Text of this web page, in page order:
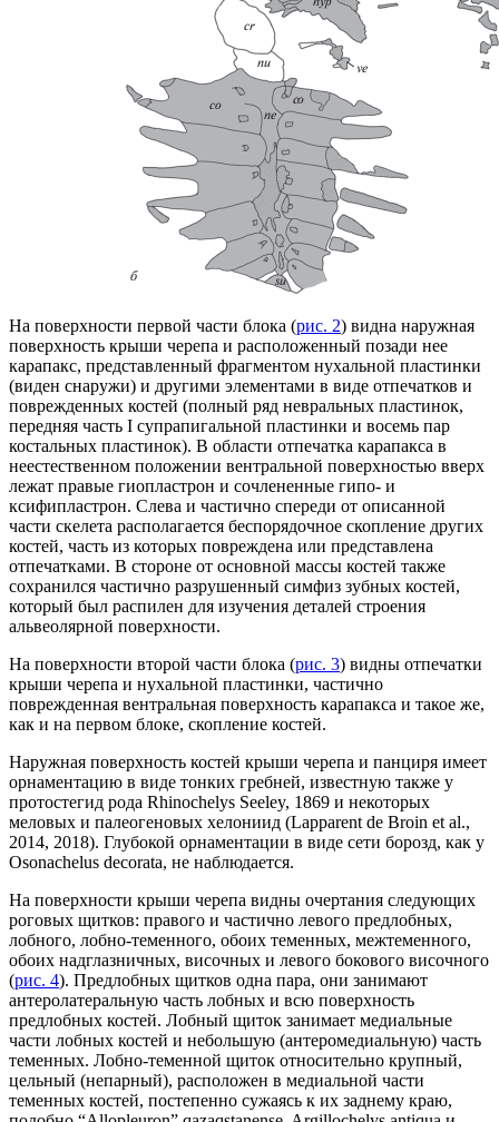
На поверхности первой части блока (рис. 2) видна наружная
поверхность крыши черепа и расположенный позади нее
карапакс, представленный фрагментом нухальной пластинки
(виден снаружи) и другими элементами в виде отпечатков и
поврежденных костей (полный ряд невральных пластинок,
передняя часть I супрапигальной пластинки и восемь пар
костальных пластинок). В области отпечатка карапакса в
неестественном положении вентральной поверхностью вверх
лежат правые гиопластрон и сочлененные гипо- и
ксифипластрон. Слева и частично спереди от описанной
части скелета располагается беспорядочное скопление других
костей, часть из которых повреждена или представлена
отпечатками. В стороне от основной массы костей также
сохранился частично разрушенный симфиз зубных костей,
который был распилен для изучения деталей строения
альвеолярной поверхности.
На поверхности второй части блока (рис. 3) видны отпечатки
крыши черепа и нухальной пластинки, частично
поврежденная вентральная поверхность карапакса и такое же,
как и на первом блоке, скопление костей.
Наружная поверхность костей крыши черепа и панциря имеет
орнаментацию в виде тонких гребней, известную также у
протостегид рода Rhinochelys Seeley, 1869 и некоторых
меловых и палеогеновых хелониид (Lapparent de Broin et al.,
2014, 2018). Глубокой орнаментации в виде сети борозд, как у
Osonachelus decorata, не наблюдается.
На поверхности крыши черепа видны очертания следующих
роговых щитков: правого и частично левого предлобных,
лобного, лобно-теменного, обоих теменных, межтеменного,
обоих надглазничных, височных и левого бокового височного
(рис. 4). Предлобных щитков одна пара, они занимают
антеролатеральную часть лобных и всю поверхность
предлобных костей. Лобный щиток занимает медиальные
части лобных костей и небольшую (антеромедиальную) часть
теменных. Лобно-теменной щиток относительно крупный,
цельный (непарный), расположен в медиальной части
теменных костей, постепенно сужаясь к их заднему краю,